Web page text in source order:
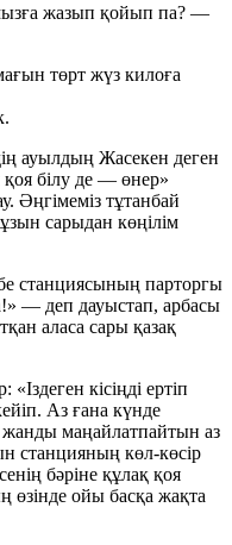
жазып қойып па? —
төрт жүз килоға
ауылдың Жасекен деген
қоя білу де — өнер»
Әңгімеміз тұтанбай
сарыдан көңілім
станциясының парторгы
— деп дауыстап, арбасы
аласа сары қазақ
кісіңді ертіп
Аз ғана күнде
жанды маңайлатпайтын аз
станцияның көл-көсір
бәріне құлақ қоя
өзінде ойы басқа жақта